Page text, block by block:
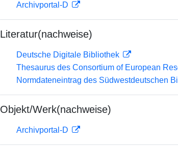
Archivportal-D
Literatur(nachweise)
Deutsche Digitale Bibliothek
Thesaurus des Consortium of European
Normdateneintrag des Südwestdeutschen
Objekt/Werk(nachweise)
Archivportal-D